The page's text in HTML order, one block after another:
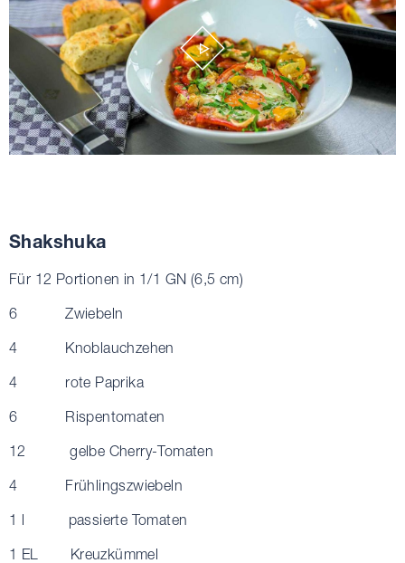
Shakshuka
Für 12 Portionen in 1/1 GN (6,5 cm)
6 Zwiebeln
4 Knoblauchzehen
4 rote Paprika
6 Rispentomaten
12 gelbe Cherry-Tomaten
4 Frühlingszwiebeln
1 l passierte Tomaten
1 EL Kreuzkümmel